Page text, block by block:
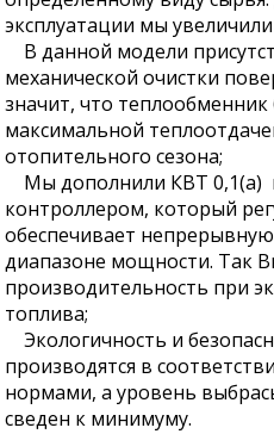
эксплуатации мы
В данной модели
механической очистки
значит, что теплообменник
максимальной
отопительного сезона;
Мы дополнили КВТ 0,1(а)
контроллером, который
обеспечивает
диапазоне мощности. Так
производительность при
топлива;
Экологичность и
производятся в
нормами, а уровень
сведен к минимуму.